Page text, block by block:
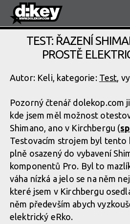
TEST: ŘAZENÍ
PROSTĚ
Autor: Keli, kategorie: Test,
Pozorný čtenář dolekop.com
kde jsem měl možnost
Shimano, ano v Kirchbergu (
Testovacím strojem byl tento
plně osazený do vybavení
komponentů Pro. Byl to
váha nízká a jelo se na něm
které jsem v Kirchbergu
něm především abych
elektrický eRko.